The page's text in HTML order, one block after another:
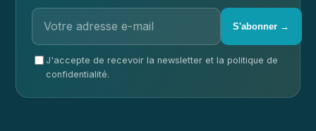
S'abonner →
J'accepte de recevoir la newsletter et la politique de
confidentialité.